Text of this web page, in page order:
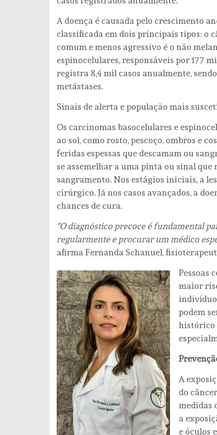
A doença é causada pelo crescimento
classificada em dois principais tipos: o
comum e menos agressivo é o não
espinocelulares, responsáveis por 177
registra 8,4 mil casos anualmente,
metástases.
Sinais de alerta e população mais
Os carcinomas basocelulares e
ao sol, como rosto, pescoço, ombros e
feridas espessas que descamam ou
se assemelhar a uma pinta ou sinal
sangramento. Nos estágios iniciais, a
cirúrgico. Já nos casos avançados, a
chances de cura.
“O diagnóstico precoce é fundamental
regularmente e procurar um médico
afirma Fernanda Schanuel,
Pessoas
maior
podem
histórico
A
do
medidas
a
e óculos